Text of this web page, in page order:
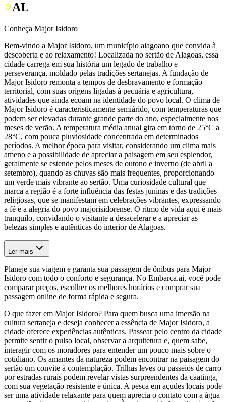
AL
Conheça Major Isidoro
Bem-vindo a Major Isidoro, um município alagoano que convida à
descoberta e ao relaxamento! Localizada no sertão de Alagoas, essa
cidade carrega em sua história um legado de trabalho e
perseverança, moldado pelas tradições sertanejas. A fundação de
Major Isidoro remonta a tempos de desbravamento e formação
territorial, com suas origens ligadas à pecuária e agricultura,
atividades que ainda ecoam na identidade do povo local. O clima de
Major Isidoro é caracteristicamente semiárido, com temperaturas que
podem ser elevadas durante grande parte do ano, especialmente nos
meses de verão. A temperatura média anual gira em torno de 25°C a
28°C, com pouca pluviosidade concentrada em determinados
períodos. A melhor época para visitar, considerando um clima mais
ameno e a possibilidade de apreciar a paisagem em seu esplendor,
geralmente se estende pelos meses de outono e inverno (de abril a
setembro), quando as chuvas são mais frequentes, proporcionando
um verde mais vibrante ao sertão. Uma curiosidade cultural que
marca a região é a forte influência das festas juninas e das tradições
religiosas, que se manifestam em celebrações vibrantes, expressando
a fé e a alegria do povo majorisidorense. O ritmo de vida aqui é mais
tranquilo, convidando o visitante a desacelerar e a apreciar as
belezas simples e autênticas do interior de Alagoas.
Ler mais
Planeje sua viagem e garanta sua passagem de ônibus para Major
Isidoro com todo o conforto e segurança. No Embarca.ai, você pode
comparar preços, escolher os melhores horários e comprar sua
passagem online de forma rápida e segura.
O que fazer em Major Isidoro? Para quem busca uma imersão na
cultura sertaneja e deseja conhecer a essência de Major Isidoro, a
cidade oferece experiências autênticas. Passear pelo centro da cidade
permite sentir o pulso local, observar a arquitetura e, quem sabe,
interagir com os moradores para entender um pouco mais sobre o
cotidiano. Os amantes da natureza podem encontrar na paisagem do
sertão um convite à contemplação. Trilhas leves ou passeios de carro
por estradas rurais podem revelar vistas surpreendentes da caatinga,
com sua vegetação resistente e única. A pesca em açudes locais pode
ser uma atividade relaxante para quem aprecia o contato com a água